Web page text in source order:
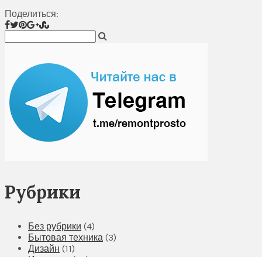
Поделиться:
Рубрики
Без рубрики (4)
Бытовая техника (3)
Дизайн (11)